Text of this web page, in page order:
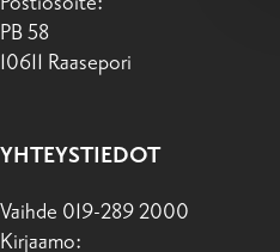
PB 58
10611 Raasepori
YHTEYSTIEDOT
Vaihde 019-289 2000
Kirjaamo: